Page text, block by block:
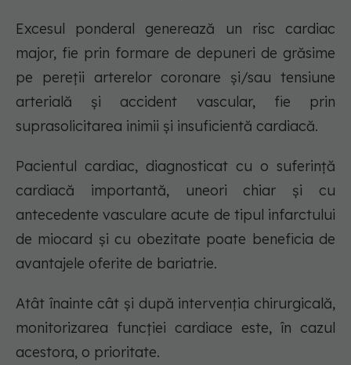
Excesul ponderal generează un risc cardiac
major, fie prin formare de depuneri de grăsime
pe pereții arterelor coronare și/sau tensiune
arterială și accident vascular, fie prin
suprasolicitarea inimii și insuficientă cardiacă.
Pacientul cardiac, diagnosticat cu o suferință
cardiacă importantă, uneori chiar și cu
antecedente vasculare acute de tipul infarctului
de miocard și cu obezitate poate beneficia de
avantajele oferite de bariatrie.
Atât înainte cât și după intervenția chirurgicală,
monitorizarea funcției cardiace este, în cazul
acestora, o prioritate.